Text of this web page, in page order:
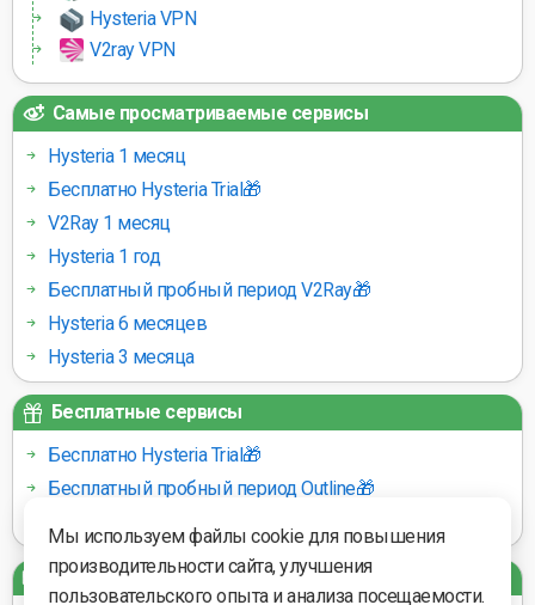
Мы используем файлы cookie для повышения
производительности сайта, улучшения
пользовательского опыта и анализа посещаемости.
Hysteria VPN
V2ray VPN
Самые просматриваемые сервисы
Hysteria 1 месяц
Бесплатно Hysteria Trial🎁
V2Ray 1 месяц
Hysteria 1 год
Бесплатный пробный период V2Ray🎁
Hysteria 6 месяцев
Hysteria 3 месяца
Бесплатные сервисы
Бесплатно Hysteria Trial🎁
Бесплатный пробный период Outline🎁
Бесплатный пробный период V2Ray🎁
Платёжные шлюзы